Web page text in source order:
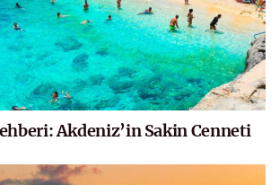
Akdeniz’in Sakin Cenneti